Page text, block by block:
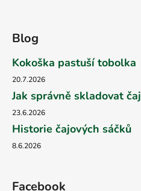
Blog
Kokoška pastuší tobolka
20.7.2026
Jak správně skladovat čaj
23.6.2026
Historie čajových sáčků
8.6.2026
Facebook